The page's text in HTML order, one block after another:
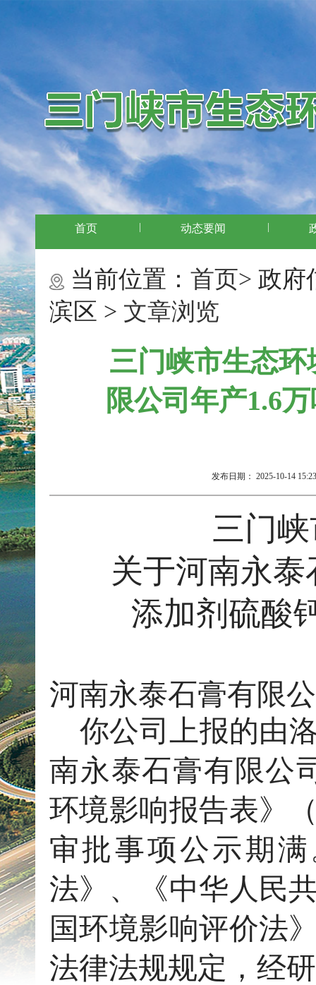
首页 动态要闻
当前位置： 首页> 政府
滨区 > 文章浏览
三门峡市生态
限公司年产1.6
发布日期： 2025-10-14 15:23
三门
关于河南永泰
添加剂硫酸
河南永泰石膏有限
你公司上报的由
南永泰石膏有限公
环境影响报告表》
审批事项公示期
法》、《中华人民
国环境影响评价法
法律法规规定，经